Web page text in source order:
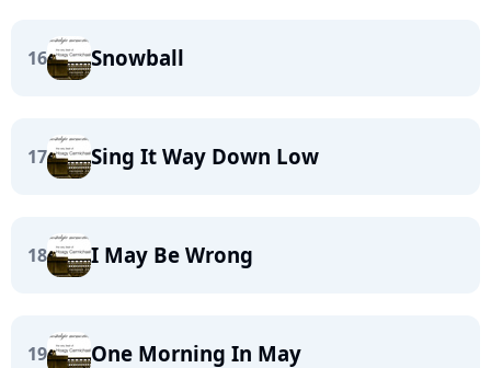
16 Snowball
17 Sing It Way Down Low
18 I May Be Wrong
19 One Morning In May